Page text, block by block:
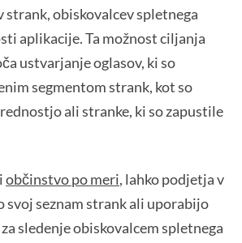
strank, obiskovalcev spletnega
aplikacije. Ta možnost ciljanja
ustvarjanje oglasov, ki so
segmentom strank, kot so
ali stranke, ki so zapustile
občinstvo po meri, lahko podjetja v
svoj seznam strank ali uporabijo
sledenje obiskovalcem spletnega